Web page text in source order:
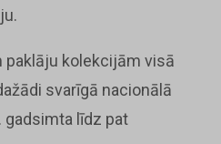
paklāju kolekcijām visā
svarīgā nacionālā
gadsimta līdz pat